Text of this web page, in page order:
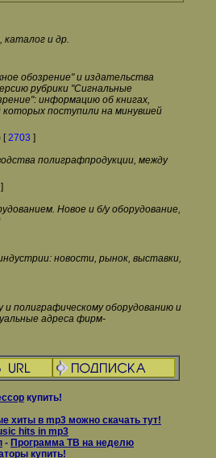
каталог и др.
обозрение" и издательства
рубрики "Сигнальные
информацию об книгах,
поступили на минувшей
[2703 ]
полиграфпродукции, между
Новое и б/у оборудование,
новости, рынок, выставки,
и полиграфическому оборудованию и
адреса фирм-
купить!
хиты в mp3 можно скачать тут!
hits in mp3
- Программа ТВ на неделю
купить!